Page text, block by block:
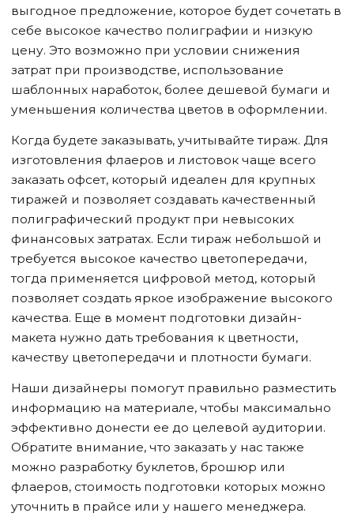
выгодное предложение, которое будет сочетать в
себе высокое качество полиграфии и низкую
цену. Это возможно при условии снижения
затрат при производстве, использование
шаблонных наработок, более дешевой бумаги и
уменьшения количества цветов в оформлении.
Когда будете заказывать, учитывайте тираж. Для
изготовления флаеров и листовок чаще всего
заказать офсет, который идеален для крупных
тиражей и позволяет создавать качественный
полиграфический продукт при невысоких
финансовых затратах. Если тираж небольшой и
требуется высокое качество цветопередачи,
тогда применяется цифровой метод, который
позволяет создать яркое изображение высокого
качества. Еще в момент подготовки дизайн-
макета нужно дать требования к цветности,
качеству цветопередачи и плотности бумаги.
Наши дизайнеры помогут правильно разместить
информацию на материале, чтобы максимально
эффективно донести ее до целевой аудитории.
Обратите внимание, что заказать у нас также
можно разработку буклетов, брошюр или
флаеров, стоимость подготовки которых можно
уточнить в прайсе или у нашего менеджера.